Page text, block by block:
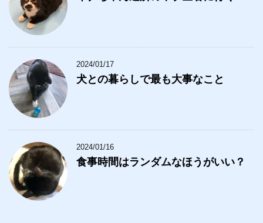
2024/01/17
犬との暮らしで最も大事なこと
2024/01/16
食事時間はランダムなほうがいい？